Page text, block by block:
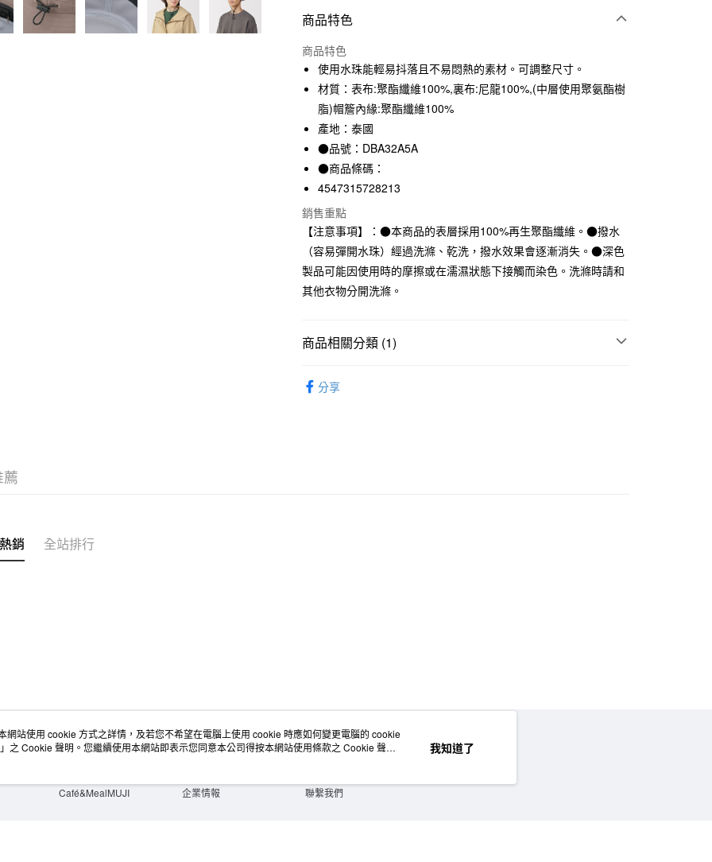
付款方式
信用卡一次付款
信用卡分期付款
3 期 0 利率 每期NT$210
合作金庫商業銀行
華南商業銀行
上海商業儲蓄銀行
國泰世華商業銀行
臺灣中小企業銀行
匯豐（台灣）商業銀行
聯邦商業銀行
遠東國際商業銀行
元大商業銀行
永豐商業銀行
台新國際商業銀行
中國信託商業銀行
台灣樂天信用卡公司
超商取貨付款
LINE Pay
Apple Pay
街口支付
悠遊付
運送方式
每筆NT$65，滿NT$1,000(含以上)免運費
付款後全家取貨
商品特色
商品特色
使用水珠能輕易抖落且不易悶熱的素材。可調整尺寸。
材質：表布:聚酯纖維100%,裏布:尼龍100%,(中層使用聚氨酯樹
脂)帽簷內緣:聚酯纖維100%
產地：泰國
●品號：DBA32A5A
●商品條碼：
4547315728213
銷售重點
【注意事項】：●本商品的表層採用100%再生聚酯纖維。●撥水
（容易彈開水珠）經過洗滌、乾洗，撥水效果會逐漸消失。●深色
製品可能因使用時的摩擦或在濡濕狀態下接觸而染色。洗滌時請和
其他衣物分開洗滌。
商品相關分類 (1)
分享
銷 全站排行
店舖情報
門市服務
Café&MealMUJI
空間改造企劃服務
大宗採購
企業情報
會員服務
人才招募
聯繫我們
網站使用 cookie 方式之詳情，及若您不希望在電腦上使用 cookie 時應如何變更電腦的 cookie
」之 Cookie 聲明。您繼續使用本網站即表示您同意本公司得按本網站使用條款之 Cookie 聲明
我知道了